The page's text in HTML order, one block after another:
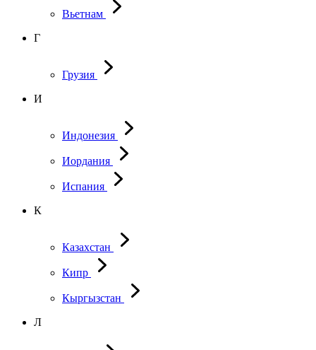
Вьетнам
Г
Грузия
И
Индонезия
Иордания
Испания
К
Казахстан
Кипр
Кыргызстан
Л